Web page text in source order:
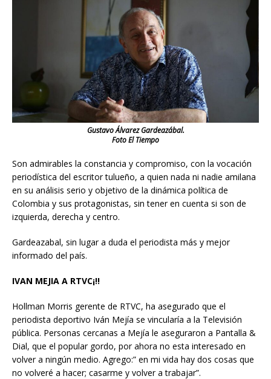
Gustavo Álvarez Gardeazábal.
Foto El Tiempo
Son admirables la constancia y compromiso, con la vocación
periodística del escritor tulueño, a quien nada ni nadie amilana
en su análisis serio y objetivo de la dinámica política de
Colombia y sus protagonistas, sin tener en cuenta si son de
izquierda, derecha y centro.
Gardeazabal, sin lugar a duda el periodista más y mejor
informado del país.
IVAN MEJIA A RTVC¡!!
Hollman Morris gerente de RTVC, ha asegurado que el
periodista deportivo Iván Mejía se vincularía a la Televisión
pública. Personas cercanas a Mejía le aseguraron a Pantalla &
Dial, que el popular gordo, por ahora no esta interesado en
volver a ningún medio. Agrego:” en mi vida hay dos cosas que
no volveré a hacer; casarme y volver a trabajar”.